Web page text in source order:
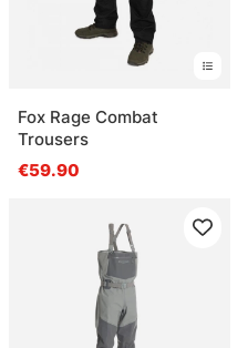
Fox Rage Combat
Trousers
€59.90